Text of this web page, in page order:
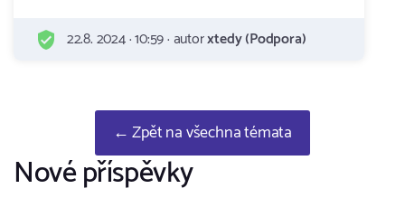
22.8. 2024 · 10:59 · autorxtedy (Podpora)
← Zpět na všechna témata
Nové příspěvky